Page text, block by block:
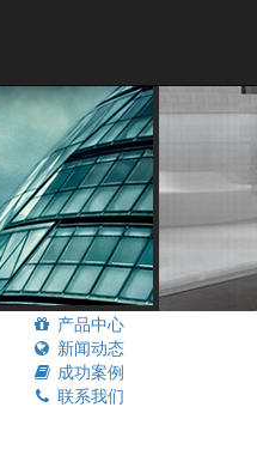
产品中心
新闻动态
成功案例
联系我们